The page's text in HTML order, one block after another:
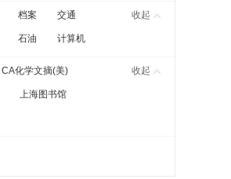
档案 交通
石油 计算机
收起
CA化学文摘(美)
上海图书馆
收起